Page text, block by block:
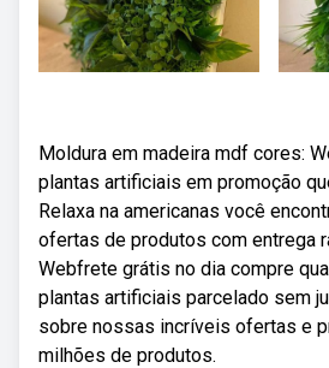
Moldura em madeira mdf cores:
plantas artificiais em promoção
Relaxa na americanas você
ofertas de produtos com entrega
Webfrete grátis no dia compre
plantas artificiais parcelado sem
sobre nossas incríveis ofertas e
milhões de produtos.